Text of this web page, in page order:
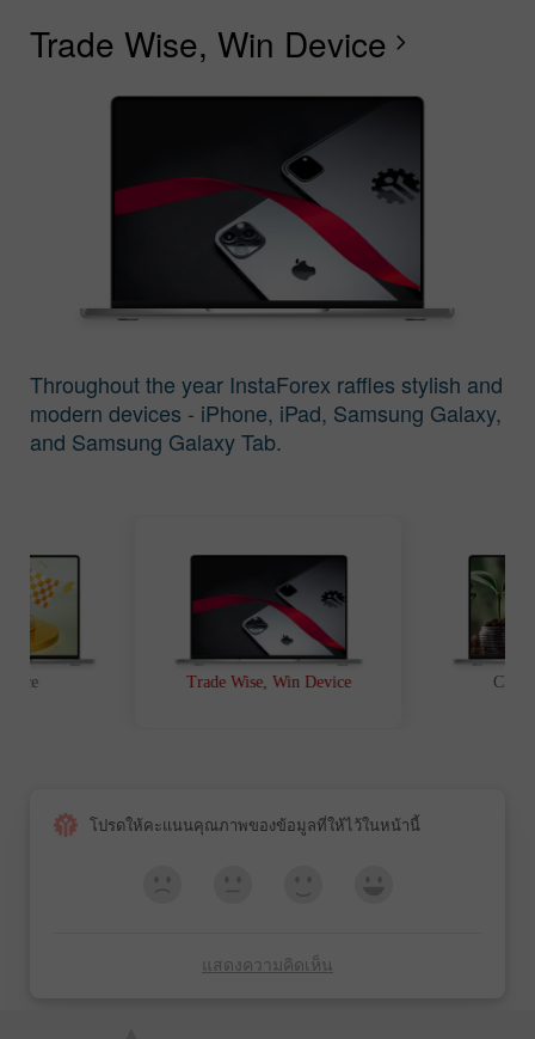
Trade Wise, Win Device chevron_right
Throughout the year InstaForex raffles stylish and
modern devices - iPhone, iPad, Samsung Galaxy,
and Samsung Galaxy Tab.
Race Trade Wise, Win Device
โปรดให้คะแนนคุณภาพของข้อมูลที่ให้ไว้ในหน้านี้
แสดงความคิดเห็น